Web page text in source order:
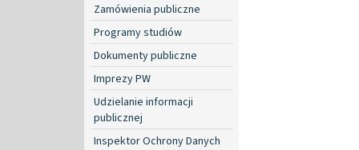
Zamówienia publiczne
Programy studiów
Dokumenty publiczne
Imprezy PW
Udzielanie informacji
publicznej
Inspektor Ochrony Danych